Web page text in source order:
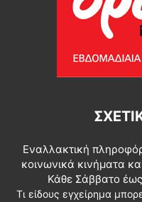
Εναλλακτική
κοινωνικά κινήματα
Κάθε Σάββατο έως
Τι είδους εγχείρημα